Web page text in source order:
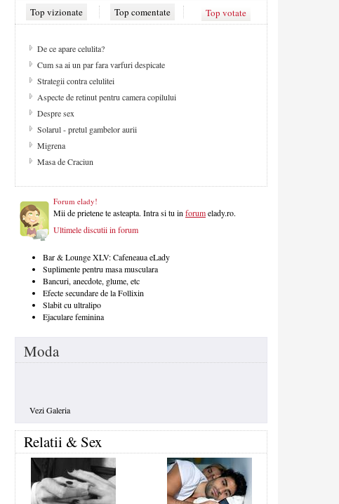
Top vizionate Top comentate Top votate
De ce apare celulita?
Cum sa ai un par fara varfuri despicate
Strategii contra celulitei
Aspecte de retinut pentru camera copilului
Despre sex
Solarul - pretul gambelor aurii
Migrena
Masa de Craciun
Forum elady!
Mii de prietene te asteapta. Intra si tu inforumelady.ro.
Ultimele discutii in forum
Bar & Lounge XLV: Cafeneaua eLady
Suplimente pentru masa musculara
Bancuri, anecdote, glume, etc
Efecte secundare de la Follixin
Slabit cu ultralipo
Ejaculare feminina
Moda
Vezi Galeria
Relatii & Sex